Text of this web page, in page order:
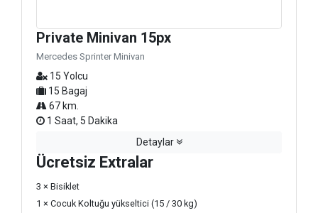
Private Minivan 15px
Mercedes Sprinter Minivan
15 Yolcu
15 Bagaj
67 km.
1 Saat, 5 Dakika
Detaylar
Ücretsiz Extralar
3 × Bisiklet
1 × Cocuk Koltuğu yükseltici (15 / 30 kg)